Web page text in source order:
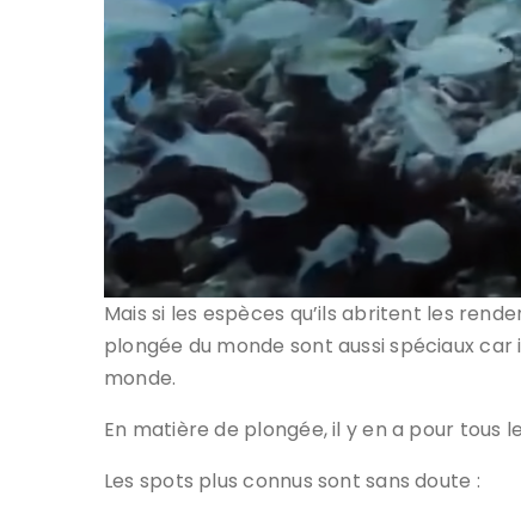
Mais si les espèces qu’ils abritent les
plongée du monde sont aussi spéciaux
monde.
En matière de plongée, il y en a pour tous
Les spots plus connus sont sans doute :